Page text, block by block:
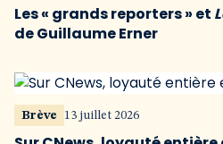
Les « grands reporters » et
de Guillaume Erner
Brève 13 juillet 2026